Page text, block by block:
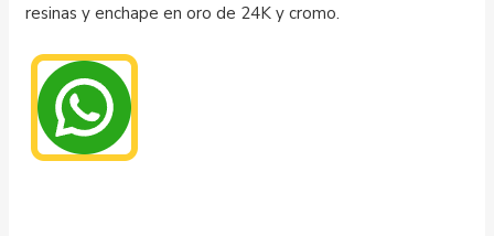
resinas y enchape en oro de 24K y cromo.